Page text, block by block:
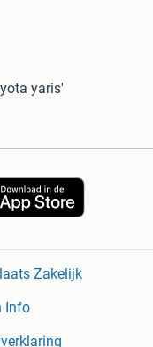
yaris'
Zakelijk
Info